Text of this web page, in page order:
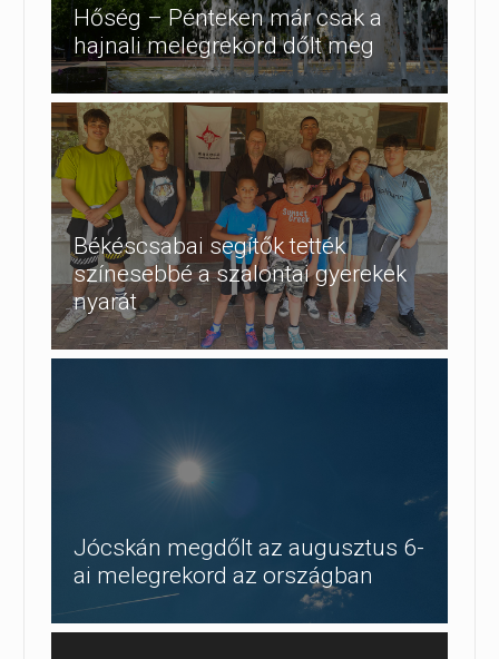
Hőség – Pénteken már csak a
hajnali melegrekord dőlt meg
Békéscsabai segítők tették
színesebbé a szalontai gyerekek
nyarát
Jócskán megdőlt az augusztus 6-
ai melegrekord az országban